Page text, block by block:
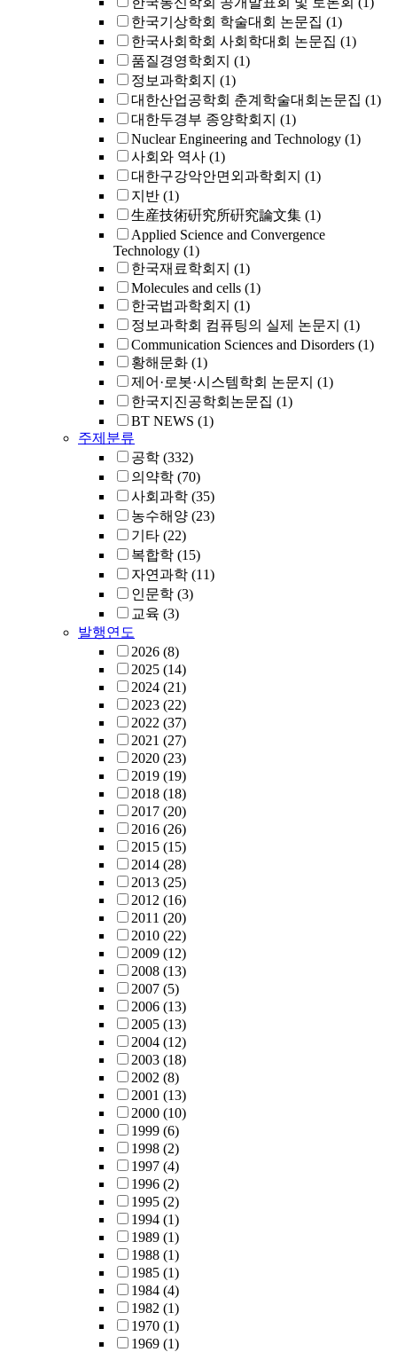
한국기상학회 학술대회 논문집 (1)
한국사회학회 사회학대회 논문집 (1)
품질경영학회지 (1)
정보과학회지 (1)
대한산업공학회 춘계학술대회논문집 (1)
대한두경부 종양학회지 (1)
Nuclear Engineering and Technology (1)
사회와 역사 (1)
대한구강악안면외과학회지 (1)
지반 (1)
生産技術硏究所硏究論文集 (1)
Applied Science and Convergence
Technology (1)
한국재료학회지 (1)
Molecules and cells (1)
한국법과학회지 (1)
정보과학회 컴퓨팅의 실제 논문지 (1)
Communication Sciences and Disorders (1)
황해문화 (1)
제어·로봇·시스템학회 논문지 (1)
한국지진공학회논문집 (1)
BT NEWS (1)
주제분류
공학 (332)
의약학 (70)
사회과학 (35)
농수해양 (23)
기타 (22)
복합학 (15)
자연과학 (11)
인문학 (3)
교육 (3)
발행연도
2026 (8)
2025 (14)
2024 (21)
2023 (22)
2022 (37)
2021 (27)
2020 (23)
2019 (19)
2018 (18)
2017 (20)
2016 (26)
2015 (15)
2014 (28)
2013 (25)
2012 (16)
2011 (20)
2010 (22)
2009 (12)
2008 (13)
2007 (5)
2006 (13)
2005 (13)
2004 (12)
2003 (18)
2002 (8)
2001 (13)
2000 (10)
1999 (6)
1998 (2)
1997 (4)
1996 (2)
1995 (2)
1994 (1)
1989 (1)
1988 (1)
1985 (1)
1984 (4)
1982 (1)
1970 (1)
1969 (1)